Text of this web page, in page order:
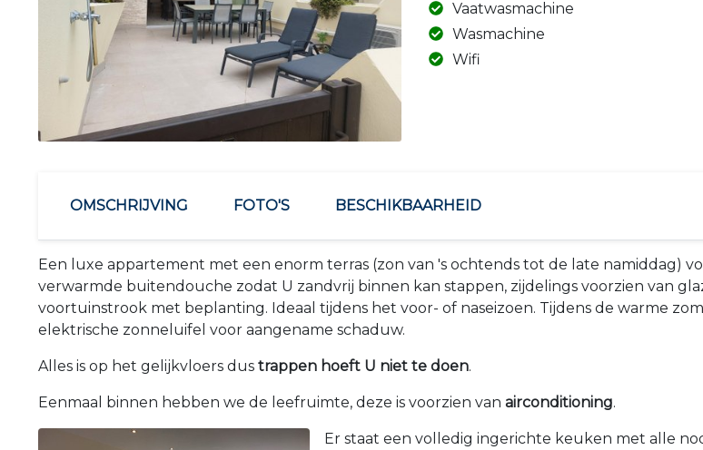
Vaatwasmachine
Wasmachine
Wifi
OMSCHRIJVING FOTO'S BESCHIKBAARHEID
Een luxe appartement met een enorm terras (zon van 's ochtends tot de late namiddag)
verwarmde buitendouche zodat U zandvrij binnen kan stappen, zijdelings voorzien van
voortuinstrook met beplanting. Ideaal tijdens het voor- of naseizoen. Tijdens de warme
elektrische zonneluifel voor aangename schaduw.
Alles is op het gelijkvloers dus trappen hoeft U niet te doen.
Eenmaal binnen hebben we de leefruimte, deze is voorzien van airconditioning.
Er staat een volledig ingerichte keuken met alle